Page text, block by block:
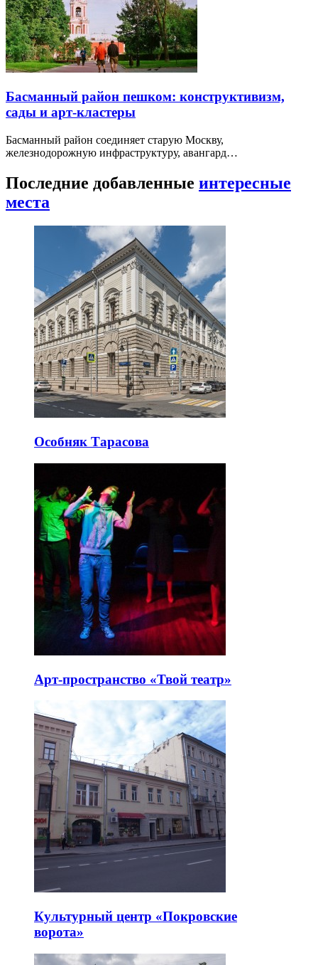
Басманный район пешком: конструктивизм,
сады и арт-кластеры
Басманный район соединяет старую Москву,
железнодорожную инфраструктуру, авангард…
Последние добавленные интересные
места
Особняк Тарасова
Арт-пространство «Твой театр»
Культурный центр «Покровские
ворота»